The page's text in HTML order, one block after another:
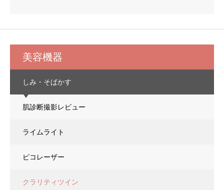
美容機器
しみ・そばかす
肌診断撮影レビュー
ライムライト
ピコレーザー
クラリティツイン